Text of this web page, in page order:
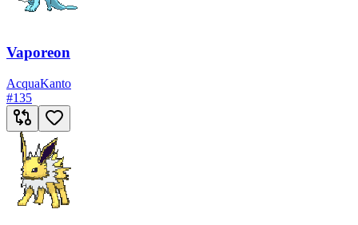
Vaporeon
AcquaKanto
#135